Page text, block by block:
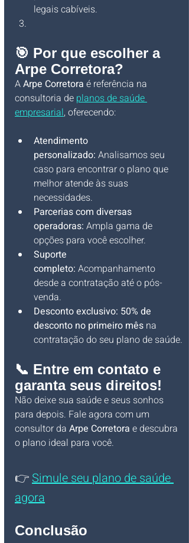
legais cabíveis.
🎯 Por que escolher a
Arpe Corretora?
A Arpe Corretora é referência na
consultoria de planos de saúde
empresarial, oferecendo:
Atendimento
personalizado: Analisamos seu
caso para encontrar o plano que
melhor atende às suas
necessidades.
Parcerias com diversas
operadoras: Ampla gama de
opções para você escolher.
Suporte
completo: Acompanhamento
desde a contratação até o pós-
venda.
Desconto exclusivo: 50% de
desconto no primeiro mês na
contratação do seu plano de saúde.
📞 Entre em contato e
garanta seus direitos!
Não deixe sua saúde e seus sonhos
para depois. Fale agora com um
consultor da Arpe Corretora e descubra
o plano ideal para você.
👉 Simule seu plano de saúde
agora
Conclusão